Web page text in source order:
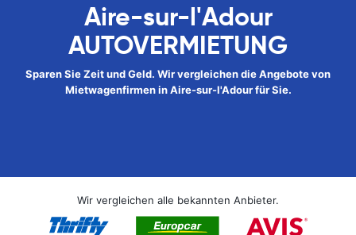
Aire-sur-l'Adour
AUTOVERMIETUNG
Sparen Sie Zeit und Geld. Wir vergleichen die Angebote von
Mietwagenfirmen in Aire-sur-l'Adour für Sie.
Wir vergleichen alle bekannten Anbieter.